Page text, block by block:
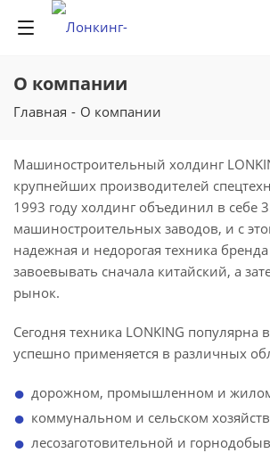
О компании
Главная - О компании
Машиностроительный холдинг
крупнейших производителей
1993 году холдинг объединил в себе
машиностроительных заводов, и с
надежная и недорогая техника
завоевывать сначала китайский, а
рынок.
Сегодня техника LONKING популярна
успешно применяется в различных
дорожном, промышленном и жилом
коммунальном и сельском
лесозаготовительной и